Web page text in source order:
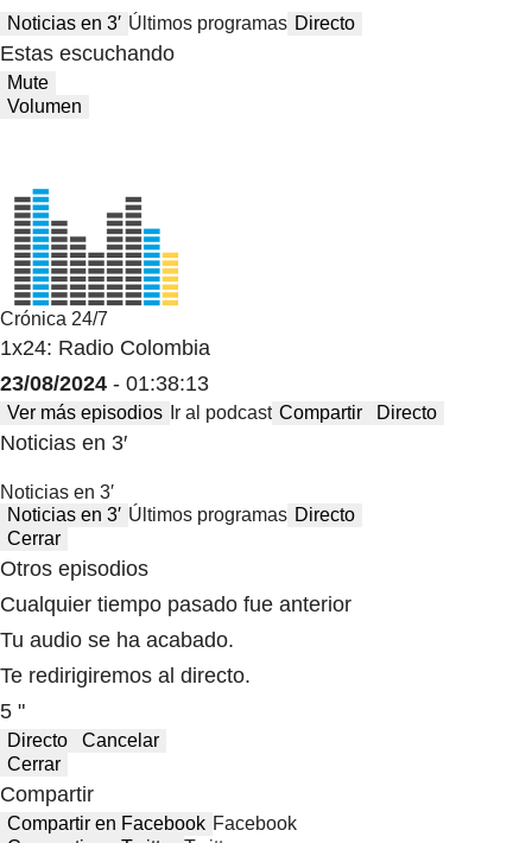
Noticias en 3′ Últimos programas Directo
Estas escuchando
Mute
Volumen
Crónica 24/7
1x24: Radio Colombia
23/08/2024 - 01:38:13
Ver más episodios Ir al podcast Compartir Directo
Noticias en 3′
Noticias en 3′
Noticias en 3′ Últimos programas Directo
Cerrar
Otros episodios
Cualquier tiempo pasado fue anterior
Tu audio se ha acabado.
Te redirigiremos al directo.
5 "
Directo
Cancelar
Cerrar
Compartir
Compartir en Facebook Facebook